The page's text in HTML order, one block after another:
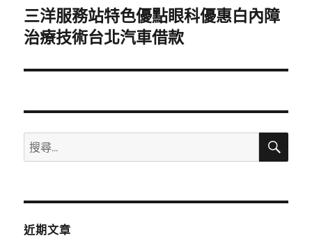
下
一
文
三洋服務站特色優點眼科優惠白內障
治療技術台北汽車借款
搜
尋
鍵
搜
近期文章